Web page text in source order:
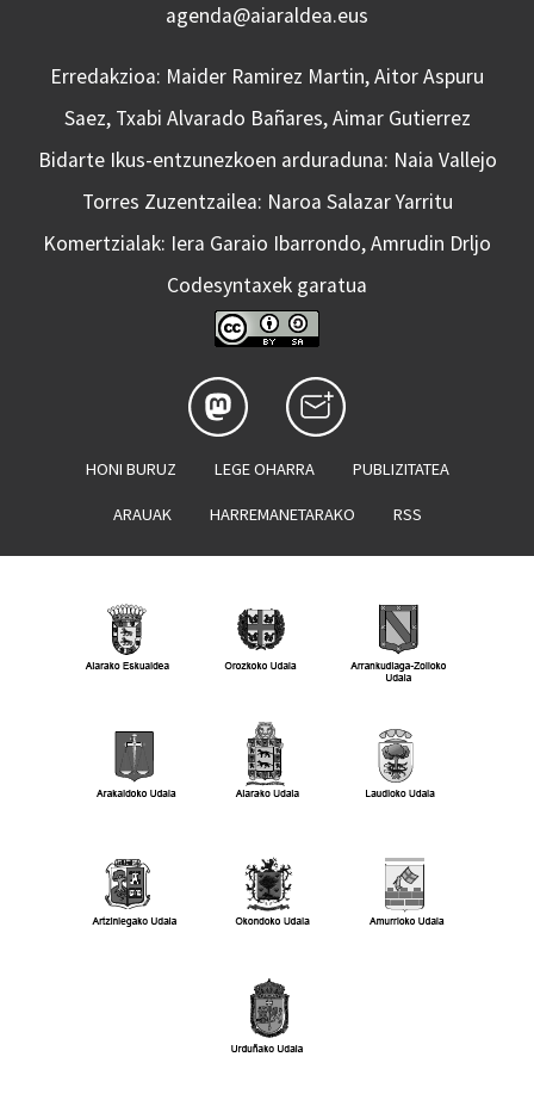
agenda@aiaraldea.eus
Erredakzioa: Maider Ramirez Martin, Aitor Aspuru
Saez, Txabi Alvarado Bañares, Aimar Gutierrez
Bidarte Ikus-entzunezkoen arduraduna: Naia Vallejo
Torres Zuzentzailea: Naroa Salazar Yarritu
Komertzialak: Iera Garaio Ibarrondo, Amrudin Drljo
Codesyntaxek garatua
HONI BURUZ LEGE OHARRA PUBLIZITATEA
ARAUAK HARREMANETARAKO RSS